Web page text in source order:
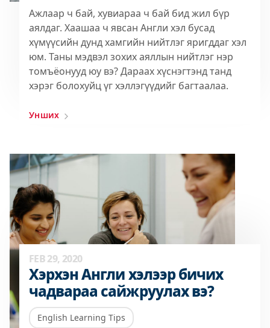
Ажлаар ч бай, хувиараа ч бай бид жил бүр
аялдаг. Хаашаа ч явсан Англи хэл бусад
хүмүүсийн дунд хамгийн нийтлэг яригддаг хэл
юм. Таны мэдвэл зохих аяллын нийтлэг нэр
томъёонууд юу вэ? Дараах хүснэгтэнд танд
хэрэг болохуйц үг хэллэгүүдийг багтаалаа.
Унших
FEB 29, 2020
Хэрхэн Англи хэлээр бичих
чадвараа сайжруулах вэ?
English Learning Tips